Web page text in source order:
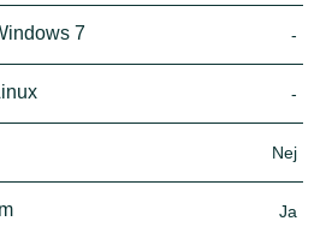
7 -
-
Nej
Ja